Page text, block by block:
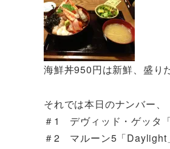
海鮮丼950円は新鮮、盛り
それでは本日のナンバー、
＃1 デヴィッド・ゲッタ
＃2 マルーン5「Daylight